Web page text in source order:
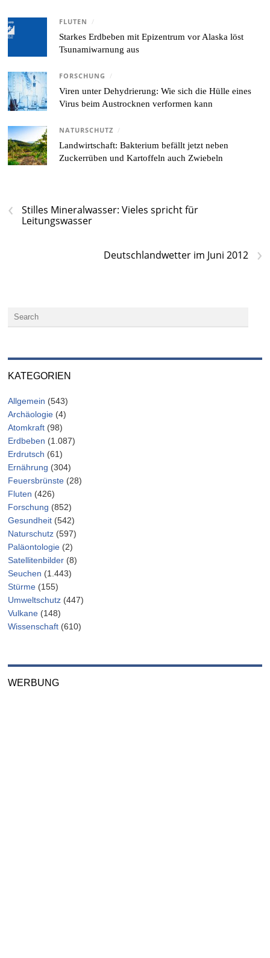
FLUTEN /
Starkes Erdbeben mit Epizentrum vor Alaska löst
Tsunamiwarnung aus
FORSCHUNG /
Viren unter Dehydrierung: Wie sich die Hülle eines
Virus beim Austrocknen verformen kann
NATURSCHUTZ /
Landwirtschaft: Bakterium befällt jetzt neben
Zuckerrüben und Kartoffeln auch Zwiebeln
‹
Stilles Mineralwasser: Vieles spricht für
Leitungswasser
›
Deutschlandwetter im Juni 2012
KATEGORIEN
Allgemein (543)
Archäologie (4)
Atomkraft (98)
Erdbeben (1.087)
Erdrutsch (61)
Ernährung (304)
Feuersbrünste (28)
Fluten (426)
Forschung (852)
Gesundheit (542)
Naturschutz (597)
Paläontologie (2)
Satellitenbilder (8)
Seuchen (1.443)
Stürme (155)
Umweltschutz (447)
Vulkane (148)
Wissenschaft (610)
WERBUNG